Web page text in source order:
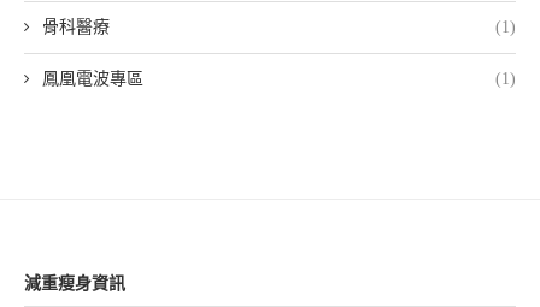
骨科醫療 (1)
鳳凰電波專區 (1)
減重瘦身資訊